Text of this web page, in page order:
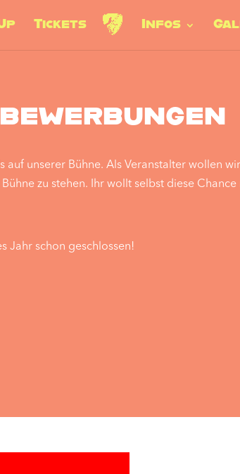
Tickets Infos
unserer Bühne. Als Veranstalter wollen
zu stehen. Ihr wollt selbst diese
Jahr schon geschlossen!